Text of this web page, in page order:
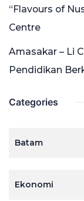
“Flavours of
Centre
Amasakar – Li
Pendidikan
Categories
Batam
Ekonomi